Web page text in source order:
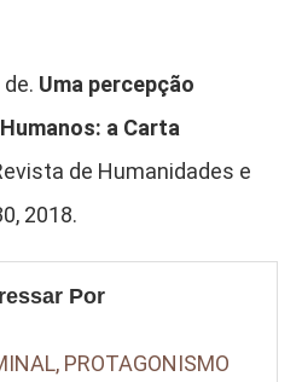
Uma percepção
a Carta
de Humanidades e
2018.
Por
PROTAGONISMO